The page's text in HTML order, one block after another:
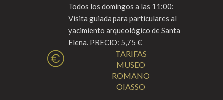
Todos los domingos a las 11:00:
Visita guiada para particulares al
yacimiento arqueológico de Santa
Elena. PRECIO: 5,75 €
TARIFAS
MUSEO
ROMANO
OIASSO